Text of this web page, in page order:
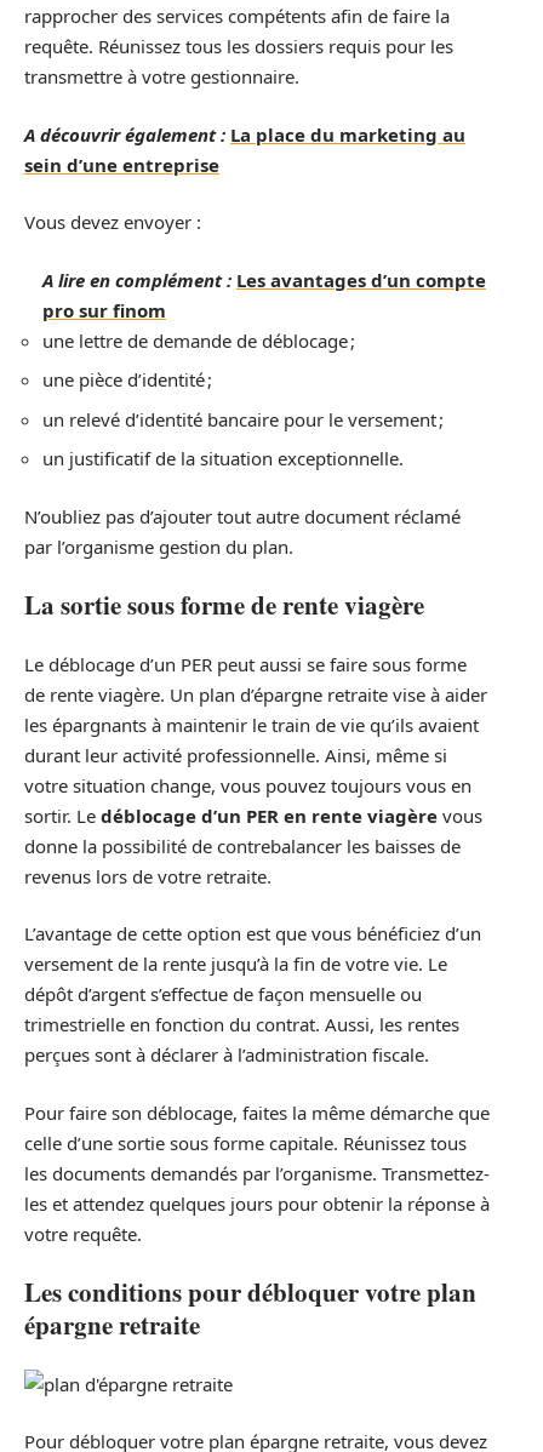
rapprocher des services compétents afin de faire la
requête. Réunissez tous les dossiers requis pour les
transmettre à votre gestionnaire.
A découvrir également : La place du marketing au
sein d’une entreprise
Vous devez envoyer :
A lire en complément : Les avantages d’un compte
pro sur finom
une lettre de demande de déblocage ;
une pièce d’identité ;
un relevé d’identité bancaire pour le versement ;
un justificatif de la situation exceptionnelle.
N’oubliez pas d’ajouter tout autre document réclamé
par l’organisme gestion du plan.
La sortie sous forme de rente viagère
Le déblocage d’un PER peut aussi se faire sous forme
de rente viagère. Un plan d’épargne retraite vise à aider
les épargnants à maintenir le train de vie qu’ils avaient
durant leur activité professionnelle. Ainsi, même si
votre situation change, vous pouvez toujours vous en
sortir. Le déblocage d’un PER en rente viagère vous
donne la possibilité de contrebalancer les baisses de
revenus lors de votre retraite.
L’avantage de cette option est que vous bénéficiez d’un
versement de la rente jusqu’à la fin de votre vie. Le
dépôt d’argent s’effectue de façon mensuelle ou
trimestrielle en fonction du contrat. Aussi, les rentes
perçues sont à déclarer à l’administration fiscale.
Pour faire son déblocage, faites la même démarche que
celle d’une sortie sous forme capitale. Réunissez tous
les documents demandés par l’organisme. Transmettez-
les et attendez quelques jours pour obtenir la réponse à
votre requête.
Les conditions pour débloquer votre plan
épargne retraite
Pour débloquer votre plan épargne retraite, vous devez